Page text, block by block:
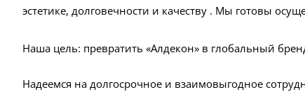
эстетике, долговечности и качеству . Мы готовы
Наша цель: превратить «Алдекон» в глобальный
Надеемся на долгосрочное и взаимовыгодное